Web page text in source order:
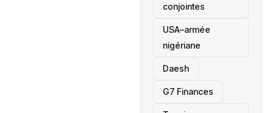
conjointes
USA–armée
nigériane
Daesh
‎G7 Finances